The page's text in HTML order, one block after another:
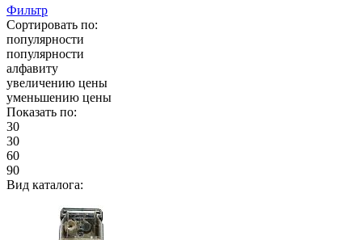
Фильтр
Сортировать по:
популярности
популярности
алфавиту
увеличению цены
уменьшению цены
Показать по:
30
30
60
90
Вид каталога: